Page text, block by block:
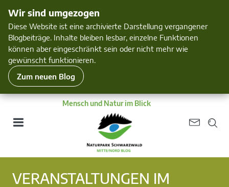
Wir sind umgezogen
Diese Website ist eine archivierte Darstellung vergangener
Blogbeiträge. Inhalte bleiben lesbar, einzelne Funktionen
können aber eingeschränkt sein oder nicht mehr wie
gewünscht funktionieren.
Zum neuen Blog
Mensch und Natur im Blick
VERANSTALTUNGEN IM